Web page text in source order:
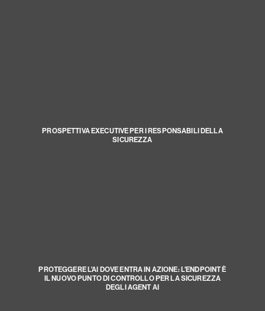
PROSPETTIVA EXECUTIVE PER I RESPONSABILI DELLA
SICUREZZA
PROTEGGERE L'AI DOVE ENTRA IN AZIONE: L'ENDPOINT È
IL NUOVO PUNTO DI CONTROLLO PER LA SICUREZZA
DEGLI AGENT AI